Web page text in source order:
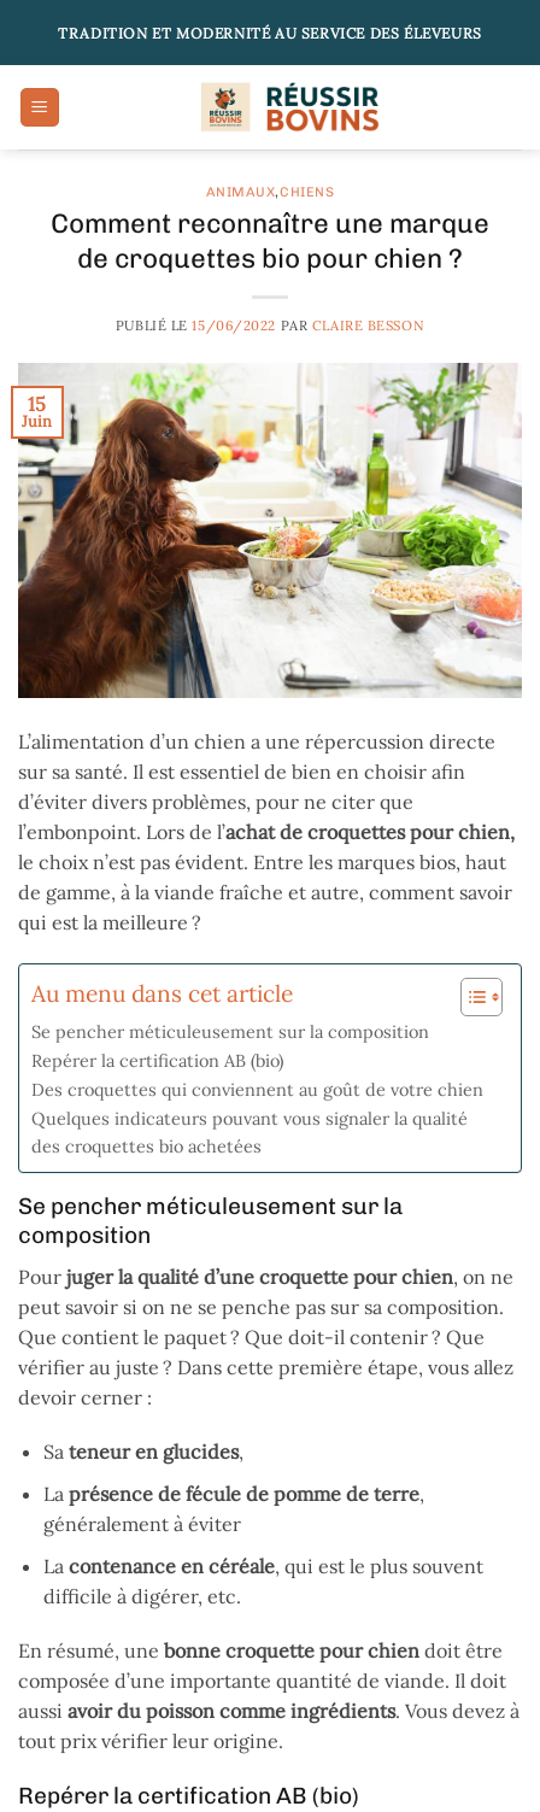
TRADITION ET MODERNITÉ AU SERVICE DES ÉLEVEURS
ANIMAUX,CHIENS
Comment reconnaître une marque
de croquettes bio pour chien ?
PUBLIÉ LE15/06/2022 PAR CLAIRE BESSON
15
Juin
L’alimentation d’un chien a une répercussion directe
sur sa santé. Il est essentiel de bien en choisir afin
d’éviter divers problèmes, pour ne citer que
l’embonpoint. Lors de l’achat de croquettes pour chien,
le choix n’est pas évident. Entre les marques bios, haut
de gamme, à la viande fraîche et autre, comment savoir
qui est la meilleure ?
Au menu dans cet article
Se pencher méticuleusement sur la composition
Repérer la certification AB (bio)
Des croquettes qui conviennent au goût de votre chien
Quelques indicateurs pouvant vous signaler la qualité
des croquettes bio achetées
Se pencher méticuleusement sur la
composition
Pour juger la qualité d’une croquette pour chien, on ne
peut savoir si on ne se penche pas sur sa composition.
Que contient le paquet ? Que doit-il contenir ? Que
vérifier au juste ? Dans cette première étape, vous allez
devoir cerner :
Sa teneur en glucides,
La présence de fécule de pomme de terre,
généralement à éviter
La contenance en céréale, qui est le plus souvent
difficile à digérer, etc.
En résumé, une bonne croquette pour chien doit être
composée d’une importante quantité de viande. Il doit
aussi avoir du poisson comme ingrédients. Vous devez à
tout prix vérifier leur origine.
Repérer la certification AB (bio)